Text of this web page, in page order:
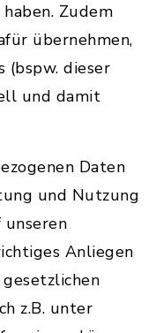
Zudem
übernehmen,
(bspw. dieser
und damit
Daten
und Nutzung
unseren
Anliegen
z.B. unter